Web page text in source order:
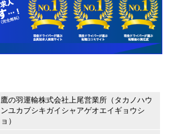
鷹の羽運輸株式会社上尾営業所（タカノハウ
ンユカブシキガイシャアゲオエイギョウシ
ョ）